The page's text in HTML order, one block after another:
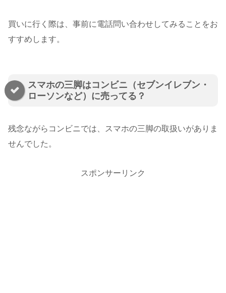
買いに行く際は、事前に電話問い合わせしてみることをお
すすめします。
スマホの三脚はコンビニ（セブンイレブン・
ローソンなど）に売ってる？
残念ながらコンビニでは、スマホの三脚の取扱いがありま
せんでした。
スポンサーリンク